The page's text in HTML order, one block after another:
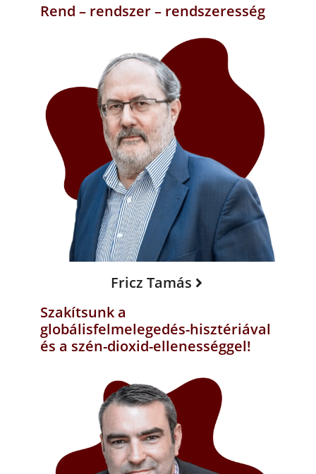
Rend – rendszer – rendszeresség
Fricz Tamás
Szakítsunk a
globálisfelmelegedés-hisztériával
és a szén-dioxid-ellenességgel!